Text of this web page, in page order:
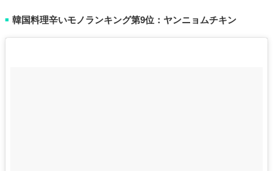
■ 韓国料理辛いモノランキング第9位：ヤンニョムチキン